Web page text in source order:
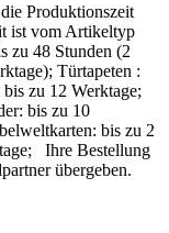
Produktionszeit
ist vom Artikeltyp
zu 48 Stunden (2
Türtapeten :
zu 12 Werktage;
bis zu 10
bis zu 2
Ihre Bestellung
übergeben.